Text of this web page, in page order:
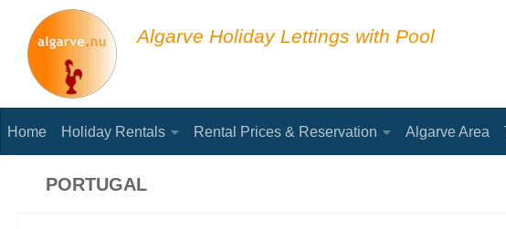
Skip to content
Algarve Holiday Lettings with Pool
Home Holiday Rentals Rental Prices & Reservation Algarve Area
PORTUGAL